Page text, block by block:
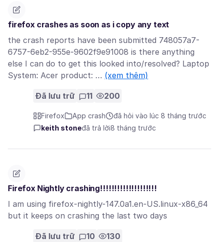
firefox crashes as soon as i copy any text
the crash reports have been submitted 748057a7-
6757-6eb2-955e-9602f9e91008 is there anything
else I can do to get this looked into/resolved? Laptop
System: Acer product: … (xem thêm)
Đã lưu trữ 11 200
Firefox App crash
đã hỏi vào lúc 8 tháng trước
keith stoneđã trả lời8 tháng trước
Firefox Nightly crashing!!!!!!!!!!!!!!!!!!!!
I am using firefox-nightly-147.0a1.en-US.linux-x86_64
but it keeps on crashing the last two days
Đã lưu trữ 10 130